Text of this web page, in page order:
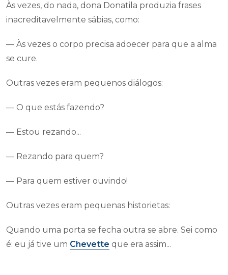
Às vezes, do nada, dona Donatila produzia frases
inacreditavelmente sábias, como:
— Às vezes o corpo precisa adoecer para que a alma
se cure.
Outras vezes eram pequenos diálogos:
— O que estás fazendo?
— Estou rezando...
— Rezando para quem?
— Para quem estiver ouvindo!
Outras vezes eram pequenas historietas:
Quando uma porta se fecha outra se abre. Sei como
é: eu já tive um Chevette que era assim...